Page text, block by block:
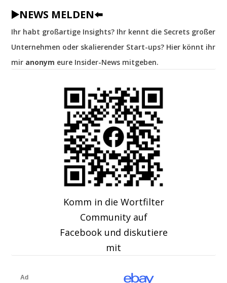
▶️NEWS MELDEN⬅️
Ihr habt großartige Insights? Ihr kennt die Secrets großer
Unternehmen oder skalierender Start-ups? Hier könnt ihr
mir anonym eure Insider-News mitgeben.
Komm in die Wortfilter
Community auf
Facebook und diskutiere
mit